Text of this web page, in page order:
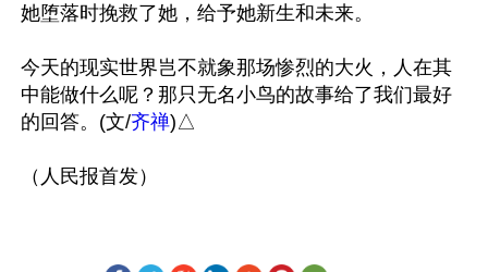
她堕落时挽救了她，给予她新生和未来。
今天的现实世界岂不就象那场惨烈的大火，人在其
中能做什么呢？那只无名小鸟的故事给了我们最好
的回答。(文/齐禅)△